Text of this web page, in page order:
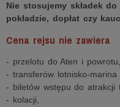
Nie stosujemy składek
pokładzie, dopłat czy
Cena rejsu nie zawiera
- przelotu do Aten i powrotu,
- transferów lotnisko-marina
- biletów wstępu do atrakcji
- kolacji,